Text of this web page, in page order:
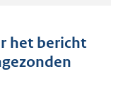
het bericht